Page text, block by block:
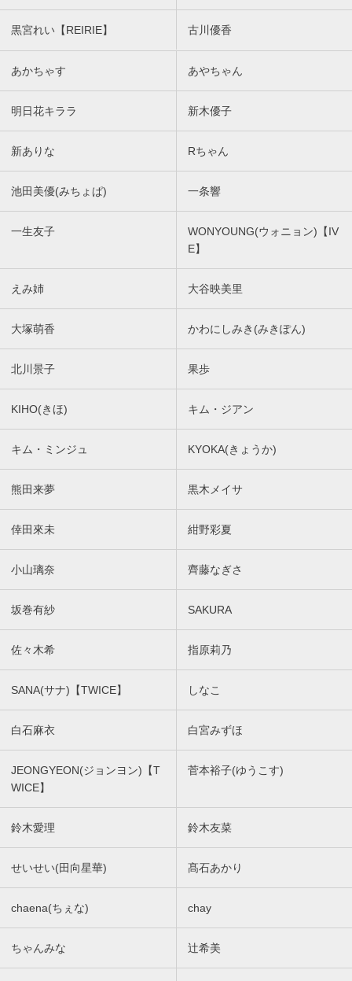
黒宮れい【REIRIE】 古川優香
あかちゃす あやちゃん
明日花キララ 新木優子
新ありな Rちゃん
池田美優(みちょぱ) 一条響
一生友子
WONYOUNG(ウォニョン)【IV
E】
えみ姉 大谷映美里
大塚萌香 かわにしみき(みきぽん)
北川景子 果歩
KIHO(きほ) キム・ジアン
キム・ミンジュ KYOKA(きょうか)
熊田来夢 黒木メイサ
倖田來未 紺野彩夏
小山璃奈 齊藤なぎさ
坂巻有紗 SAKURA
佐々木希 指原莉乃
SANA(サナ)【TWICE】 しなこ
白石麻衣 白宮みずほ
JEONGYEON(ジョンヨン)【T
WICE】
菅本裕子(ゆうこす)
鈴木愛理 鈴木友菜
せいせい(田向星華) 髙石あかり
chaena(ちぇな) chay
ちゃんみな 辻希美